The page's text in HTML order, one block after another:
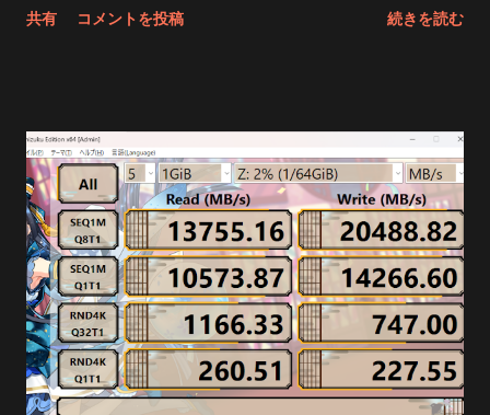
ちゃったね まあそれでとにかく速度を稼ぎたいぜって人は
だにスタンダード版は8GBまでなんだな キャッシュ領域にした
いなら大人しく余ってるSSDを使った方がいいんじゃ無いかっ
て気がするけど おしまい
んと ヘッドホンのところには QCC Dongle Pro って出てるの
グルとイヤホンをペアリングする必要があった 何だそりゃー
Google PlayでQuestyleで検索かけるか こちら でまずはインス
トール そしてスマホにドングルを刺して、このアプリ内からイ
ヤホンをペアリング そしてそのドングルをWindows11の空いて
るUSB TYPE-Cポートに突き刺す 音が出た！ やったね 結局
音が良くなった? どうなんだろうね 正直言ってよくわからん
ただ、マイケルジャクソンのThe Jamのオープニングのガラス
の割れる音は 今までよりも細かくパリパリ聞こえるようになっ
たから効果はあったんだと思う それと遅延が少なくなった
共有 コメントを投稿 続きを読む